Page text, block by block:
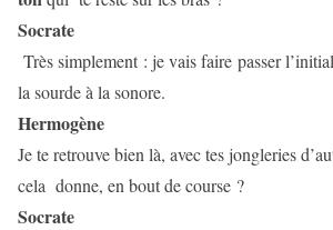
Socrate
Très simplement : je vais faire passer
la sourde à la sonore.
Hermogène
Je te retrouve bien là, avec tes jongleries
cela donne, en bout de course ?
Socrate